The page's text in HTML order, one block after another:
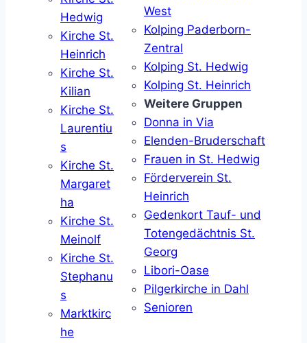
Hedwig
Kirche St.
Heinrich
Kirche St.
Kilian
Kirche St.
Laurentiu
s
Kirche St.
Margaret
ha
Kirche St.
Meinolf
Kirche St.
Stephanu
s
Marktkirc
he
West
Kolping Paderborn-
Zentral
Kolping St. Hedwig
Kolping St. Heinrich
Weitere Gruppen
Donna in Via
Elenden-Bruderschaft
Frauen in St. Hedwig
Förderverein St.
Heinrich
Gedenkort Tauf- und
Totengedächtnis St.
Georg
Libori-Oase
Pilgerkirche in Dahl
Senioren